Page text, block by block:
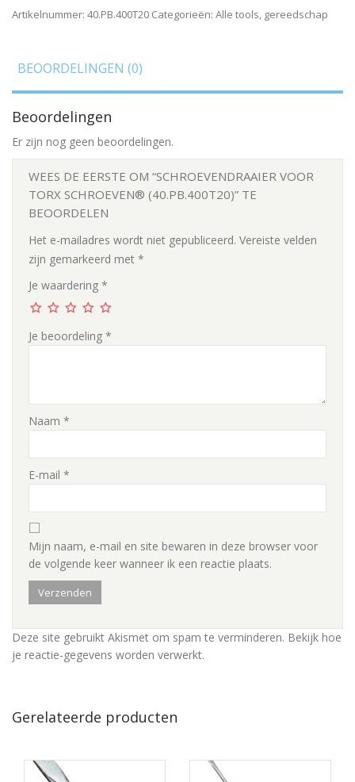
Artikelnummer: 40.PB.400T20 Categorieën: Alle tools, gereedschap
BEOORDELINGEN (0)
Beoordelingen
Er zijn nog geen beoordelingen.
WEES DE EERSTE OM “SCHROEVENDRAAIER VOOR
TORX SCHROEVEN® (40.PB.400T20)” TE
BEOORDELEN
Het e-mailadres wordt niet gepubliceerd. Vereiste velden
zijn gemarkeerd met *
Je waardering *
Je beoordeling *
Naam *
E-mail *
Mijn naam, e-mail en site bewaren in deze browser voor
de volgende keer wanneer ik een reactie plaats.
Deze site gebruikt Akismet om spam te verminderen. Bekijk hoe
je reactie-gegevens worden verwerkt.
Gerelateerde producten